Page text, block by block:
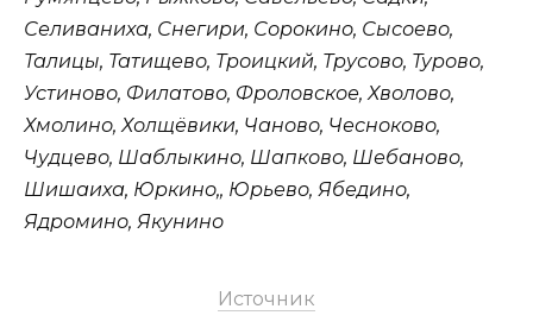
Селиваниха, Снегири, Сорокино, Сысоево,
Талицы, Татищево, Троицкий, Трусово, Турово,
Устиново, Филатово, Фроловское, Хволово,
Хмолино, Холщёвики, Чаново, Чесноково,
Чудцево, Шаблыкино, Шапково, Шебаново,
Шишаиха, Юркино,, Юрьево, Ябедино,
Ядромино, Якунино
Источник